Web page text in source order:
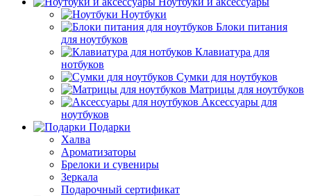
Ноутбуки
Блоки питания
для ноутбуков
Клавиатура для
нотбуков
Сумки для ноутбуков
Матрицы для ноутбуков
Аксессуары для
ноутбуков
Подарки
Халва
Ароматизаторы
Брелоки и сувениры
Зеркала
Подарочный сертификат